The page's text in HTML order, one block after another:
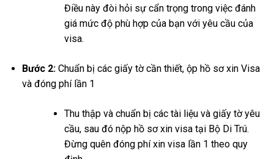
Điều này đòi hỏi sự cẩn trọng trong việc đánh
giá mức độ phù hợp của bạn với yêu cầu của
visa.
Bước 2:Chuẩn bị các giấy tờ cần thiết, ộp hồ sơ xin Visa
và đóng phí lần 1
Thu thập và chuẩn bị các tài liệu và giấy tờ yêu
cầu, sau đó nộp hồ sơ xin visa tại Bộ Di Trú.
Đừng quên đóng phí xin visa lần 1 theo quy